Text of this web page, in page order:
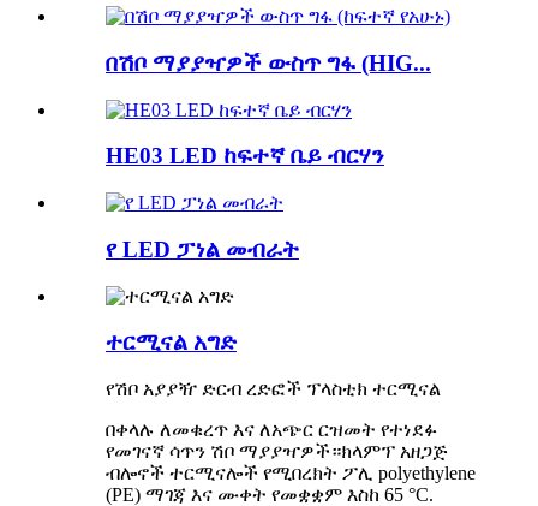
በሽቦ ማያያዣዎች ውስጥ ግፋ (HIG...
HE03 LED ከፍተኛ ቤይ ብርሃን
የ LED ፓነል መብራት
ተርሚናል አግድ
የሽቦ አያያዥ ድርብ ረድፎች ፕላስቲክ ተርሚናል
በቀላሉ ለመቁረጥ እና ለአጭር ርዝመት የተነደፉ
የመገናኛ ሳጥን ሽቦ ማያያዣዎች።ክላምፕ አዘጋጅ
ብሎኖች ተርሚናሎች የሚበረክት ፖሊ polyethylene
(PE) ማገጃ እና ሙቀት የመቋቋም እስከ 65 °C.